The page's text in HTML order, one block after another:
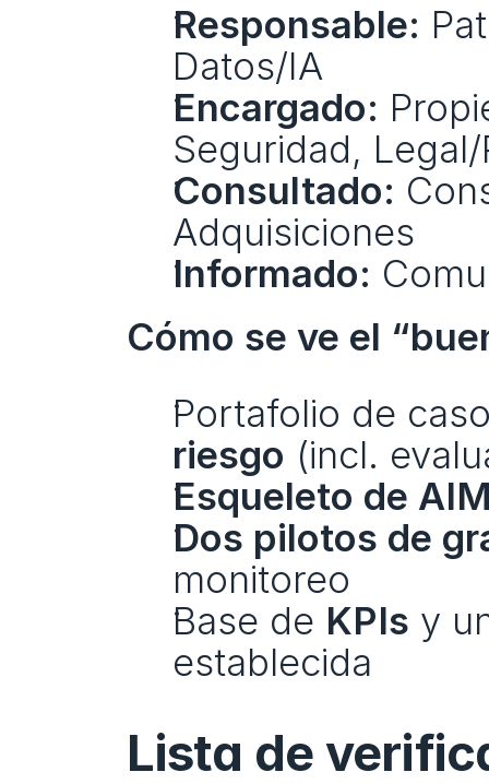
Responsable:
Datos/IA
Encargado:
Seguridad,
Consultado:
Adquisiciones
Informado:
Cómo se ve el
Portafolio de
riesgo (incl.
Esqueleto de
Dos pilotos de
monitoreo
Base de KPIs y
establecida
Lista de